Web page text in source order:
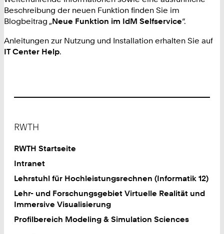
Beschreibung der neuen Funktion finden Sie im
Blogbeitrag „Neue Funktion im IdM Selfservice“.
Anleitungen zur Nutzung und Installation erhalten Sie auf
IT Center Help.
RWTH
RWTH Startseite
Intranet
Lehrstuhl für Hochleistungsrechnen (Informatik 12)
Lehr- und Forschungsgebiet Virtuelle Realität und
Immersive Visualisierung
Profilbereich Modeling & Simulation Sciences